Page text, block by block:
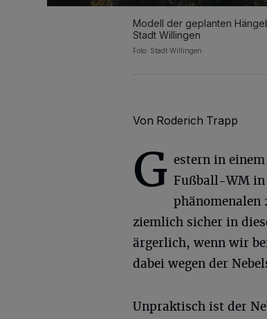
Modell der geplanten
Stadt Willingen
Foto: Stadt Willingen
Von Roderich Trapp
G estern in
Fußball-WM in
phänomenalen
ziemlich sicher in
ärgerlich, wenn wir
dabei wegen der
Unpraktisch ist der